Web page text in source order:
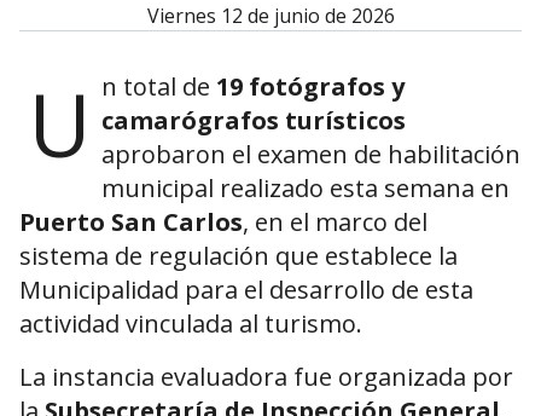
viernes 12 de junio de 2026
U n total de 19 fotógrafos y
camarógrafos turísticos
aprobaron el examen de habilitación
municipal realizado esta semana en
Puerto San Carlos, en el marco del
sistema de regulación que establece la
Municipalidad para el desarrollo de esta
actividad vinculada al turismo.
La instancia evaluadora fue organizada por